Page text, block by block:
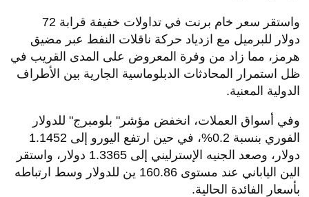
واستقر سعر خام برنت في تداولات خفيفة قرابة 72
دولار للبرميل مع ازدياد حركة ناقلات النفط عبر مضيق
هرمز، مما زاد من وفرة المعروض على المدى القريب في
ظل استمرار المحادثات الدبلوماسية الجارية بين الأطراف
الدولية المعنية.
وفي أسواق العملات، انخفض مؤشر" بلومبرج" للدولار
الفوري بنسبة 0.2%، في حين ارتفع اليورو إلى 1.1452
دولار، وصعد الجنيه الإسترليني إلى 1.3365 دولار، واستقر
الين الياباني عند مستوى 160.86 ين للدولار وسط ارتباطه
بأسعار الفائدة الحالية.